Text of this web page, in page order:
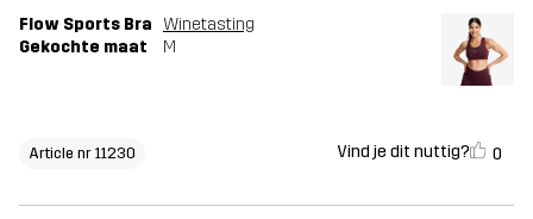
Flow Sports Bra
Winetasting
Gekochte maat
M
Article nr 11230 Vind je dit nuttig? 0